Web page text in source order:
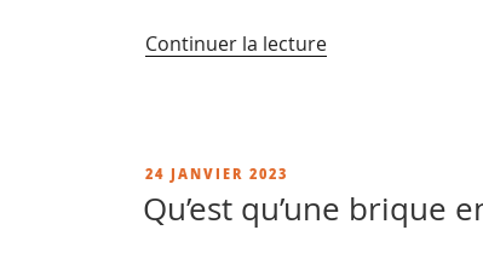
Continuer la lecturede
PUBLIÉ
24 JANVIER 2023
Qu’est qu’une brique